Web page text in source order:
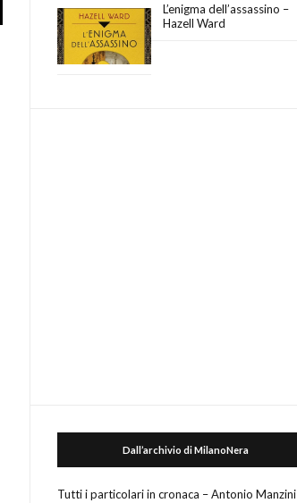
L’enigma dell’assassino –
Hazell Ward
Dall’archivio di MilanoNera
Tutti i particolari in cronaca – Antonio Manzini